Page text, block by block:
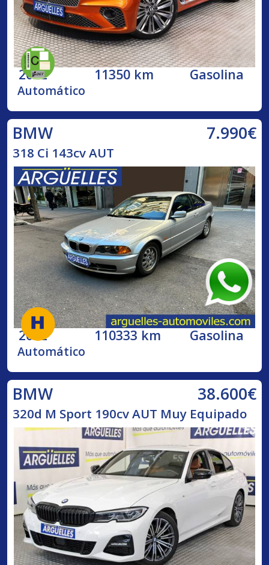
2022 11350 km Gasolina
Automático
BMW 7.990€
318 Ci 143cv AUT
2002 110333 km Gasolina
Automático
BMW 38.600€
320d M Sport 190cv AUT Muy Equipado